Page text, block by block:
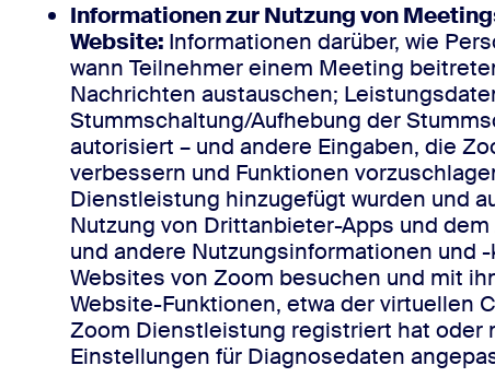
Informationen zur Nutzung von
Website: Informationen darüber, wie
wann Teilnehmer einem Meeting
Nachrichten austauschen;
Stummschaltung/Aufhebung der
autorisiert – und andere Eingaben, die
verbessern und Funktionen
Dienstleistung hinzugefügt wurden und
Nutzung von Drittanbieter-Apps und
und andere Nutzungsinformationen und
Websites von Zoom besuchen und mit
Website-Funktionen, etwa der virtuellen
Zoom Dienstleistung registriert hat oder
Einstellungen für Diagnosedaten